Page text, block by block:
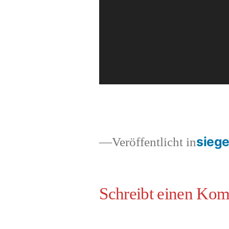
Veröffentlicht in